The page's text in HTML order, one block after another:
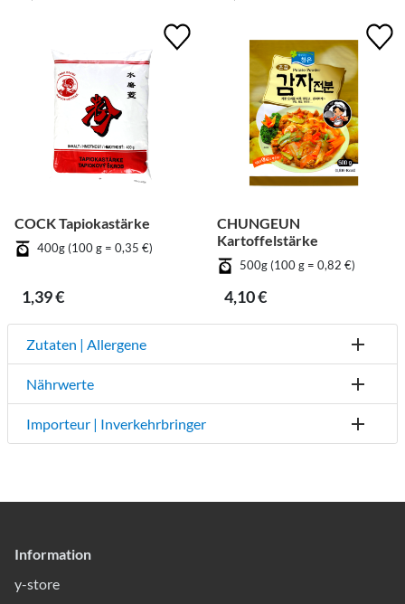
COCK Tapiokastärke
400g (100 g = 0,35 €)
1,39 €
CHUNGEUN
Kartoffelstärke
500g (100 g = 0,82 €)
4,10 €
Zutaten | Allergene
Nährwerte
Importeur | Inverkehrbringer
Information
y-store